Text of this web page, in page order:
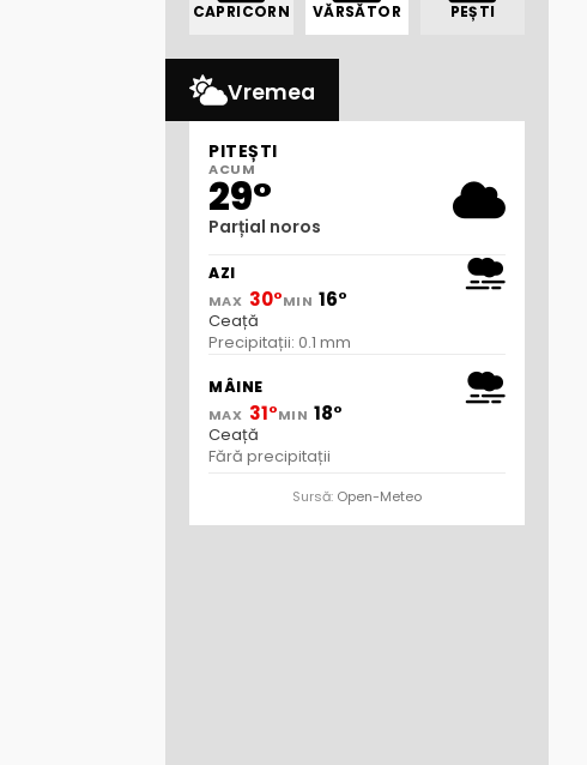
CAPRICORN VĂRSĂTOR PEȘTI
Vremea
PITEȘTI
ACUM
29°
Parțial noros
AZI
MAX 30°MIN 16°
Ceață
Precipitații: 0.1 mm
MÂINE
MAX 31°MIN 18°
Ceață
Fără precipitații
Sursă: Open-Meteo